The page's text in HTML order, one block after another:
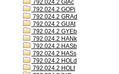
792.024.2 GIAc
792.024.2 GOPi
792.024.2 GRAd
792.024.2 GUAt
792.024.2 GYEb
792.024.2 HANk
792.024.2 HASb
792.024.2 HASs
792.024.2 HOLd
792.024.2 HOLt